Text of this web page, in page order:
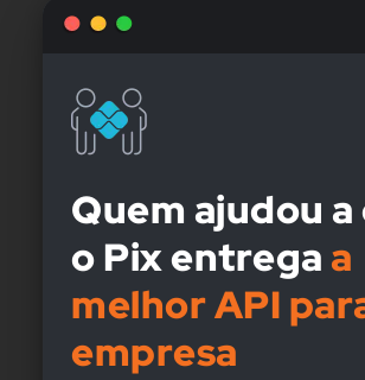
Quem ajudou
o Pix entrega a
melhor API
empresa